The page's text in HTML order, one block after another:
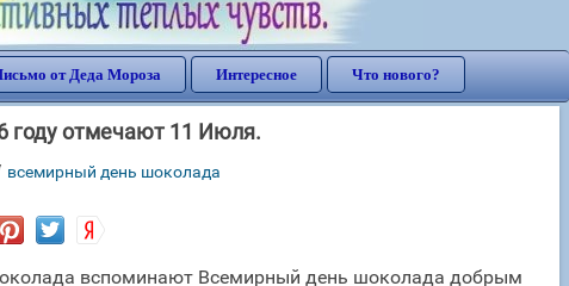
от Деда Мороза Интересное Что нового?
году отмечают 11 Июля.
всемирный день шоколада
вспоминают Всемирный день шоколада добрым